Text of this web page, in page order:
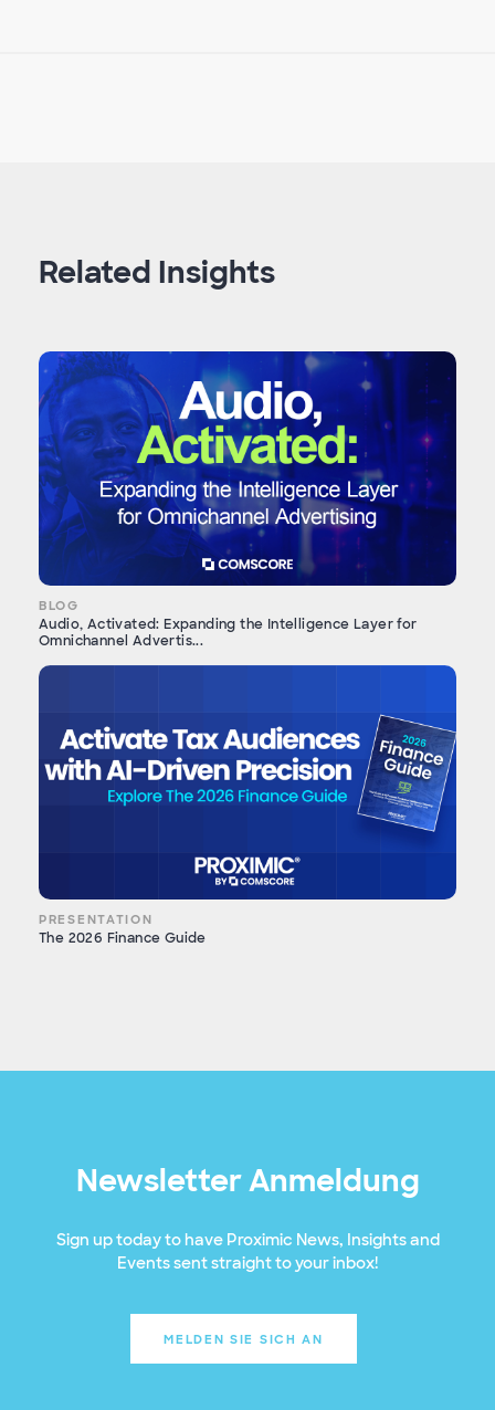
Related Insights
BLOG
Audio, Activated: Expanding the Intelligence Layer for
Omnichannel Advertis...
PRESENTATION
The 2026 Finance Guide
Newsletter Anmeldung
Sign up today to have Proximic News, Insights and
Events sent straight to your inbox!
MELDEN SIE SICH AN